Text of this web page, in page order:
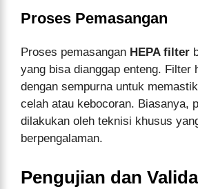
Proses Pemasangan
Proses pemasangan HEPA filter
yang bisa dianggap enteng. Filter
dengan sempurna untuk
celah atau kebocoran. Biasanya,
dilakukan oleh teknisi khusus
berpengalaman.
Pengujian dan